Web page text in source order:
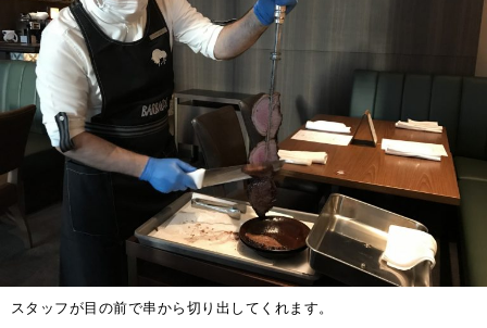
スタッフが目の前で串から切り出してくれます。